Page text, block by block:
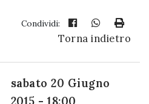
Condividi:
Torna indietro
sabato 20 Giugno